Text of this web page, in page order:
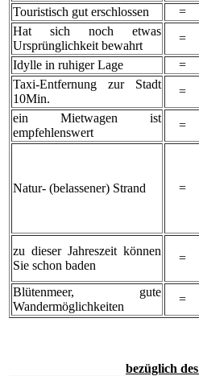
Touristisch gut erschlossen
=
Hat sich noch etwas
Ursprünglichkeit bewahrt
=
Idylle in ruhiger Lage
=
Taxi-Entfernung zur Stadt
10Min.
=
ein Mietwagen ist
empfehlenswert
=
Natur- (belassener) Strand =
zu dieser Jahreszeit können
Sie schon baden
=
Blütenmeer, gute
Wandermöglichkeiten
=
bezüglich